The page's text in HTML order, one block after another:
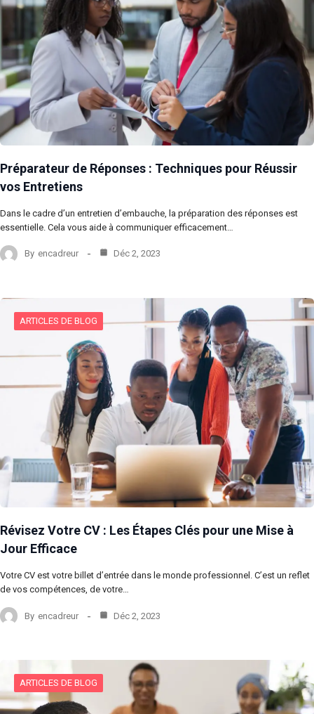
Préparateur de Réponses : Techniques pour Réussir
vos Entretiens
Dans le cadre d’un entretien d’embauche, la préparation des réponses est
essentielle. Cela vous aide à communiquer efficacement…
By encadreur Déc 2, 2023
ARTICLES DE BLOG
Révisez Votre CV : Les Étapes Clés pour une Mise à
Jour Efficace
Votre CV est votre billet d’entrée dans le monde professionnel. C’est un reflet
de vos compétences, de votre…
By encadreur Déc 2, 2023
ARTICLES DE BLOG